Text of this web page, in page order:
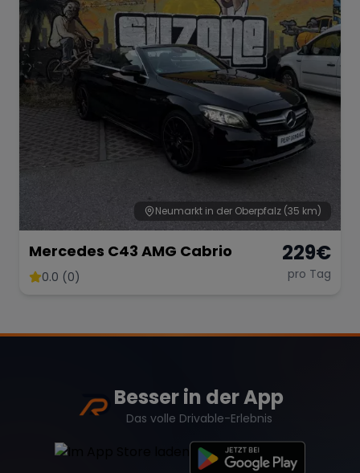
Neumarkt in der Oberpfalz (35 km)
Mercedes C43 AMG Cabrio
0.0 (0)
229€
pro Tag
Besser in der App
Das volle Drivable-Erlebnis